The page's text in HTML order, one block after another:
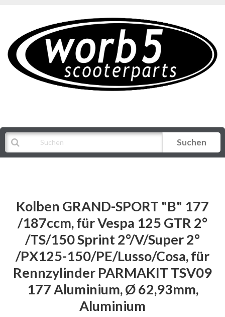
Suchen
Kolben GRAND-SPORT "B" 177
/187ccm, für Vespa 125 GTR 2°
/TS/150 Sprint 2°/V/Super 2°
/PX125-150/PE/Lusso/Cosa, für
Rennzylinder PARMAKIT TSV09
177 Aluminium, Ø 62,93mm,
Aluminium